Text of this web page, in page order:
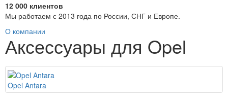
12 000 клиентов
Мы работаем с 2013 года по России, СНГ и Европе.
О компании
Аксессуары для Opel
Opel Antara